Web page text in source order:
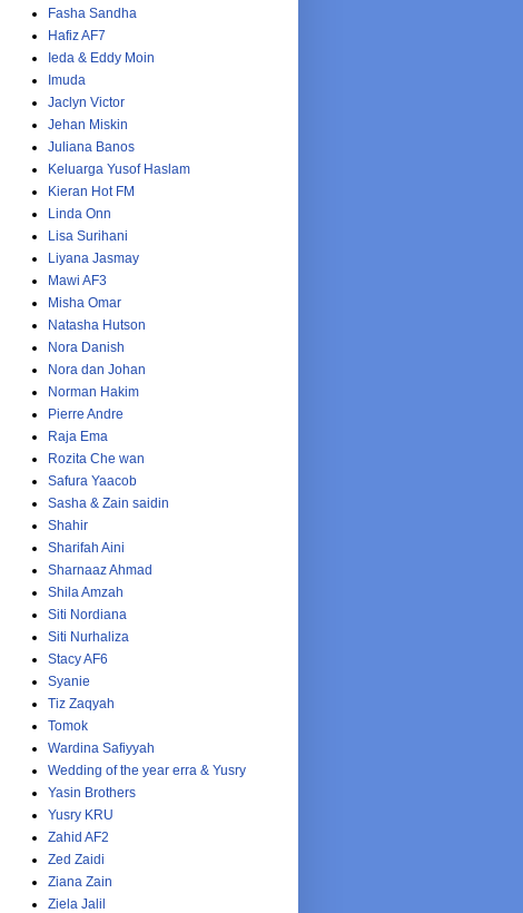
Fasha Sandha
Hafiz AF7
Ieda & Eddy Moin
Imuda
Jaclyn Victor
Jehan Miskin
Juliana Banos
Keluarga Yusof Haslam
Kieran Hot FM
Linda Onn
Lisa Surihani
Liyana Jasmay
Mawi AF3
Misha Omar
Natasha Hutson
Nora Danish
Nora dan Johan
Norman Hakim
Pierre Andre
Raja Ema
Rozita Che wan
Safura Yaacob
Sasha & Zain saidin
Shahir
Sharifah Aini
Sharnaaz Ahmad
Shila Amzah
Siti Nordiana
Siti Nurhaliza
Stacy AF6
Syanie
Tiz Zaqyah
Tomok
Wardina Safiyyah
Wedding of the year erra & Yusry
Yasin Brothers
Yusry KRU
Zahid AF2
Zed Zaidi
Ziana Zain
Ziela Jalil